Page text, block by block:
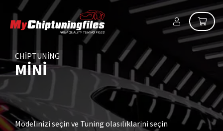
CHIPTUNING
MINI
Modelinizi seçin ve Tuning olasılıklarini seçin